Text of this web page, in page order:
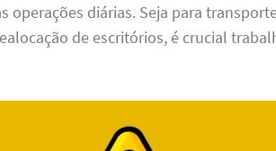
operações diárias. Seja para
de escritórios, é crucial